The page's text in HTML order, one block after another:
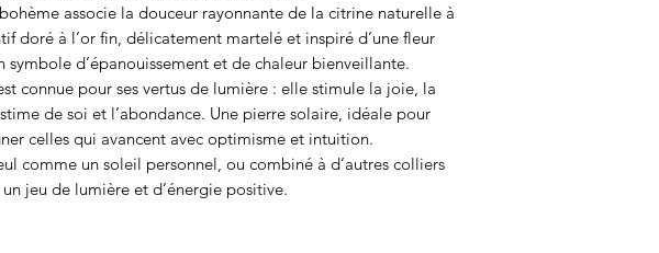
associe la douceur rayonnante de la citrine naturelle à
doré à l’or fin, délicatement martelé et inspiré d’une fleur
symbole d’épanouissement et de chaleur bienveillante.
connue pour ses vertus de lumière : elle stimule la joie, la
de soi et l’abondance. Une pierre solaire, idéale pour
celles qui avancent avec optimisme et intuition.
comme un soleil personnel, ou combiné à d’autres colliers
jeu de lumière et d’énergie positive.